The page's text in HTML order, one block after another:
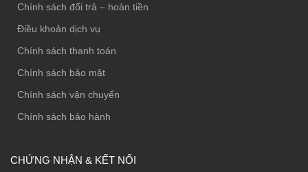
Chính sách đổi trả – hoàn tiền
Điều khoản dịch vụ
Chính sách thanh toán
Chính sách bảo mật
Chính sách vận chuyển
Chính sách bảo hành
CHỨNG NHẬN & KẾT NỐI